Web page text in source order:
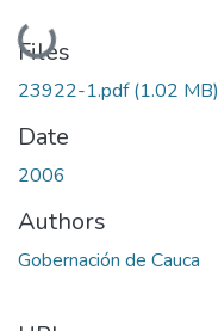
Loading...
Files
23922-1.pdf(1.02 MB)
Date
2006
Authors
Gobernación de Cauca